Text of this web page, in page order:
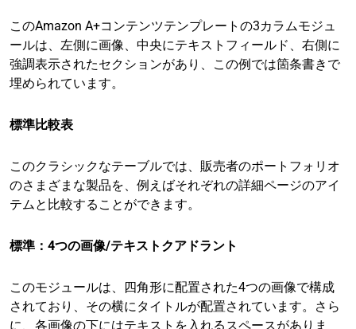
このAmazon A+コンテンツテンプレートの3カラムモジュ
ールは、左側に画像、中央にテキストフィールド、右側に
強調表示されたセクションがあり、この例では箇条書きで
埋められています。
標準比較表
このクラシックなテーブルでは、販売者のポートフォリオ
のさまざまな製品を、例えばそれぞれの詳細ページのアイ
テムと比較することができます。
標準：4つの画像/テキストクアドラント
このモジュールは、四角形に配置された4つの画像で構成
されており、その横にタイトルが配置されています。さら
に、各画像の下にはテキストを入れるスペースがありま